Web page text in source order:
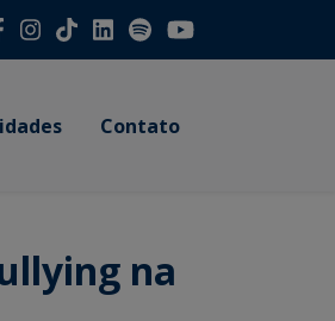
Contato
na